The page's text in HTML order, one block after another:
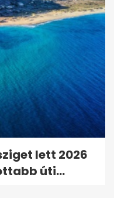
lett 2026
úti...